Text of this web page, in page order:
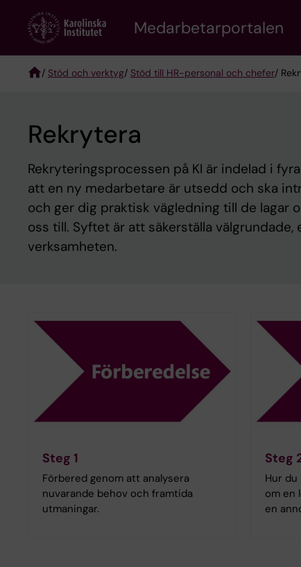
content
Medarbetarportalen
/ Stöd och verktyg/ Stöd till HR-personal och chefer/
Rekrytera
Rekryteringsprocessen på KI är indelad i
att en ny medarbetare är utsedd och ska
och ger dig praktisk vägledning till de lagar
oss till. Syftet är att säkerställa
verksamheten.
Steg 1
Förbered genom att analysera
nuvarande behov och framtida
utmaningar.
Steg
Hur
om en
en